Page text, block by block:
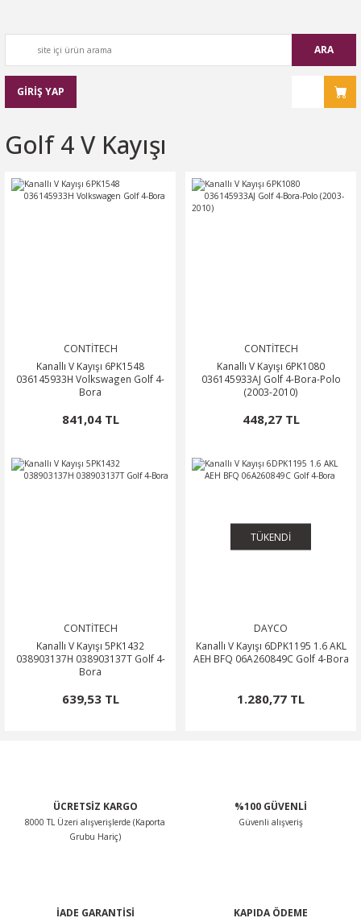
ARA
GİRİŞ YAP
Golf 4 V Kayışı
CONTİTECH
Kanallı V Kayışı 6PK1548
036145933H Volkswagen Golf 4-
Bora
841,04 TL
CONTİTECH
Kanallı V Kayışı 6PK1080
036145933AJ Golf 4-Bora-Polo
(2003-2010)
448,27 TL
CONTİTECH
Kanallı V Kayışı 5PK1432
038903137H 038903137T Golf 4-
Bora
639,53 TL
TÜKENDİ
DAYCO
Kanallı V Kayışı 6DPK1195 1.6 AKL
AEH BFQ 06A260849C Golf 4-Bora
1.280,77 TL
ÜCRETSİZ KARGO
8000 TL Üzeri alışverişlerde (Kaporta
Grubu Hariç)
%100 GÜVENLİ
Güvenli alışveriş
İADE GARANTİSİ KAPIDA ÖDEME